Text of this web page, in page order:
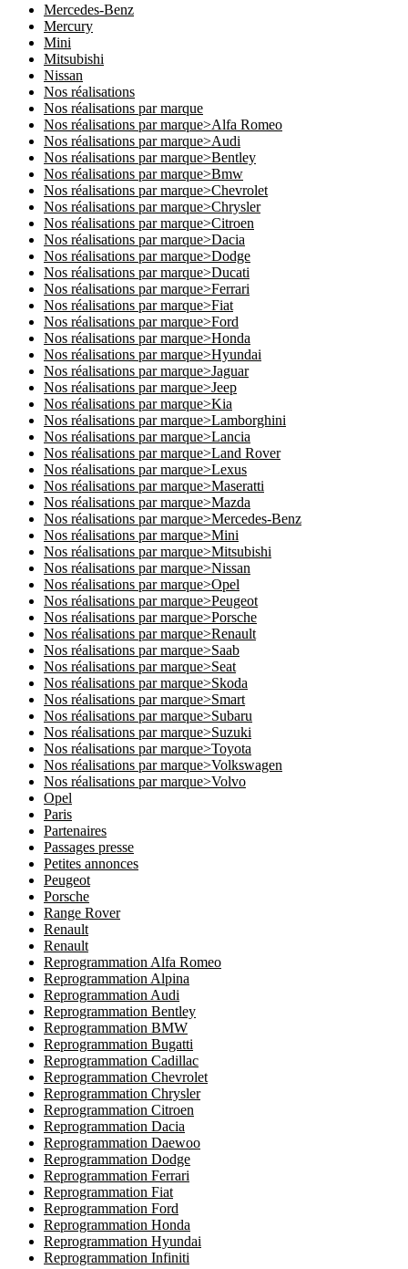
Mercedes-Benz
Mercury
Mini
Mitsubishi
Nissan
Nos réalisations
Nos réalisations par marque
Nos réalisations par marque>Alfa Romeo
Nos réalisations par marque>Audi
Nos réalisations par marque>Bentley
Nos réalisations par marque>Bmw
Nos réalisations par marque>Chevrolet
Nos réalisations par marque>Chrysler
Nos réalisations par marque>Citroen
Nos réalisations par marque>Dacia
Nos réalisations par marque>Dodge
Nos réalisations par marque>Ducati
Nos réalisations par marque>Ferrari
Nos réalisations par marque>Fiat
Nos réalisations par marque>Ford
Nos réalisations par marque>Honda
Nos réalisations par marque>Hyundai
Nos réalisations par marque>Jaguar
Nos réalisations par marque>Jeep
Nos réalisations par marque>Kia
Nos réalisations par marque>Lamborghini
Nos réalisations par marque>Lancia
Nos réalisations par marque>Land Rover
Nos réalisations par marque>Lexus
Nos réalisations par marque>Maseratti
Nos réalisations par marque>Mazda
Nos réalisations par marque>Mercedes-Benz
Nos réalisations par marque>Mini
Nos réalisations par marque>Mitsubishi
Nos réalisations par marque>Nissan
Nos réalisations par marque>Opel
Nos réalisations par marque>Peugeot
Nos réalisations par marque>Porsche
Nos réalisations par marque>Renault
Nos réalisations par marque>Saab
Nos réalisations par marque>Seat
Nos réalisations par marque>Skoda
Nos réalisations par marque>Smart
Nos réalisations par marque>Subaru
Nos réalisations par marque>Suzuki
Nos réalisations par marque>Toyota
Nos réalisations par marque>Volkswagen
Nos réalisations par marque>Volvo
Opel
Paris
Partenaires
Passages presse
Petites annonces
Peugeot
Porsche
Range Rover
Renault
Renault
Reprogrammation Alfa Romeo
Reprogrammation Alpina
Reprogrammation Audi
Reprogrammation Bentley
Reprogrammation BMW
Reprogrammation Bugatti
Reprogrammation Cadillac
Reprogrammation Chevrolet
Reprogrammation Chrysler
Reprogrammation Citroen
Reprogrammation Dacia
Reprogrammation Daewoo
Reprogrammation Dodge
Reprogrammation Ferrari
Reprogrammation Fiat
Reprogrammation Ford
Reprogrammation Honda
Reprogrammation Hyundai
Reprogrammation Infiniti